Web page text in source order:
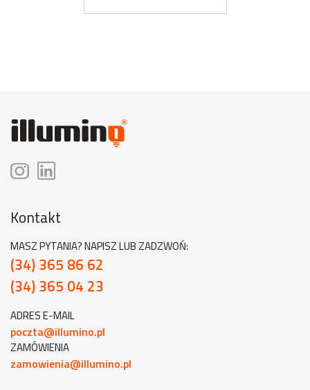
Kontakt
MASZ PYTANIA? NAPISZ LUB ZADZWOŃ:
(34) 365 86 62
(34) 365 04 23
ADRES E-MAIL
poczta@illumino.pl
ZAMÓWIENIA
zamowienia@illumino.pl